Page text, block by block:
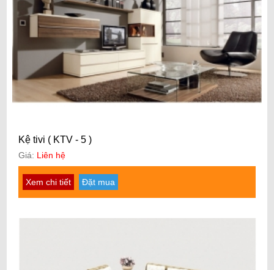
Kệ tivi ( KTV - 5 )
Giá: Liên hệ
Xem chi tiết Đặt mua